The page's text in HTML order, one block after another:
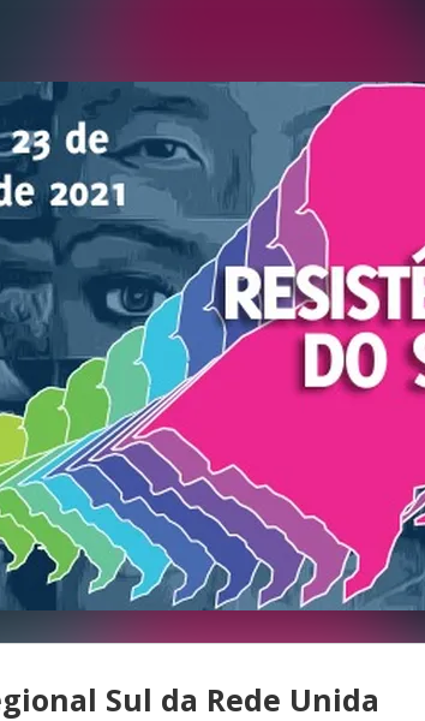
Sul da Rede Unida